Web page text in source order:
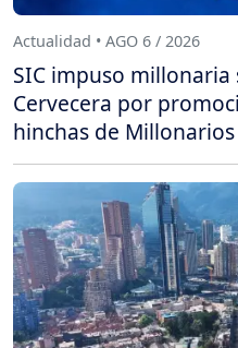
Actualidad • AGO 6 / 2026
SIC impuso millonaria
Cervecera por
hinchas de Millonarios